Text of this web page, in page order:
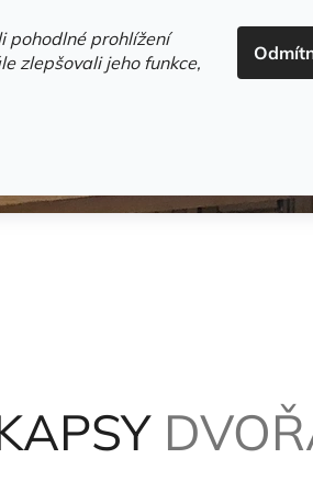
pohodlné prohlížení
zlepšovali jeho funkce,
HLEDAT